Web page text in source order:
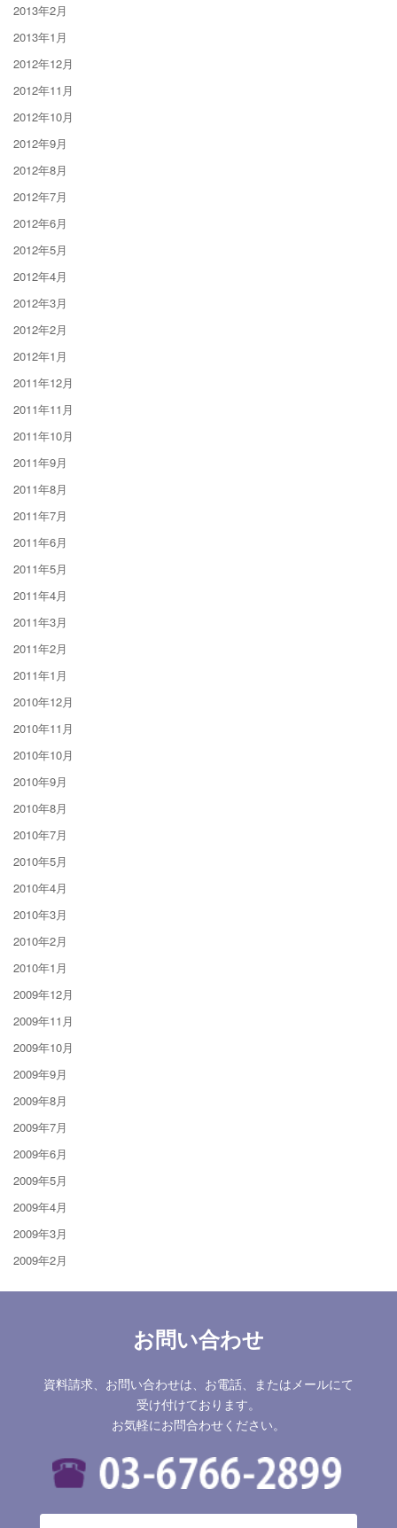
2013年2月
2013年1月
2012年12月
2012年11月
2012年10月
2012年9月
2012年8月
2012年7月
2012年6月
2012年5月
2012年4月
2012年3月
2012年2月
2012年1月
2011年12月
2011年11月
2011年10月
2011年9月
2011年8月
2011年7月
2011年6月
2011年5月
2011年4月
2011年3月
2011年2月
2011年1月
2010年12月
2010年11月
2010年10月
2010年9月
2010年8月
2010年7月
2010年5月
2010年4月
2010年3月
2010年2月
2010年1月
2009年12月
2009年11月
2009年10月
2009年9月
2009年8月
2009年7月
2009年6月
2009年5月
2009年4月
2009年3月
2009年2月
お問い合わせ
資料請求、お問い合わせは、お電話、またはメールにて
受け付けております。
お気軽にお問合わせください。